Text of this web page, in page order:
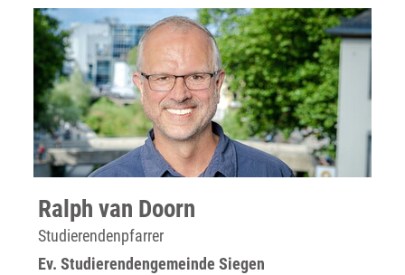
Ralph van Doorn
Studierendenpfarrer
Ev. Studierendengemeinde Siegen